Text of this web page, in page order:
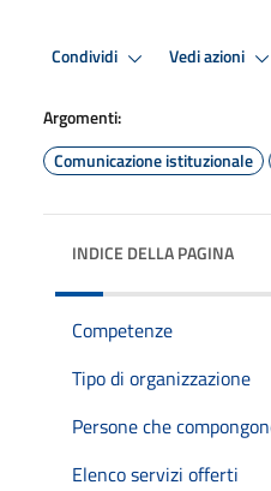
Condividi Vedi azioni
Argomenti:
Comunicazione istituzionale
INDICE DELLA PAGINA
Competenze
Tipo di organizzazione
Persone che
Elenco servizi offerti